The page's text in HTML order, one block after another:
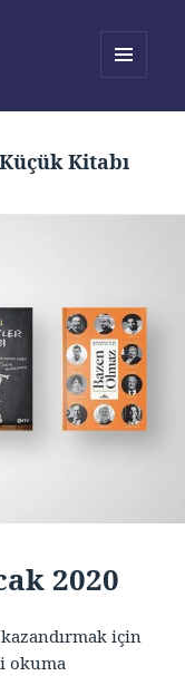
Kitabı
2020
kazandırmak için
okuma